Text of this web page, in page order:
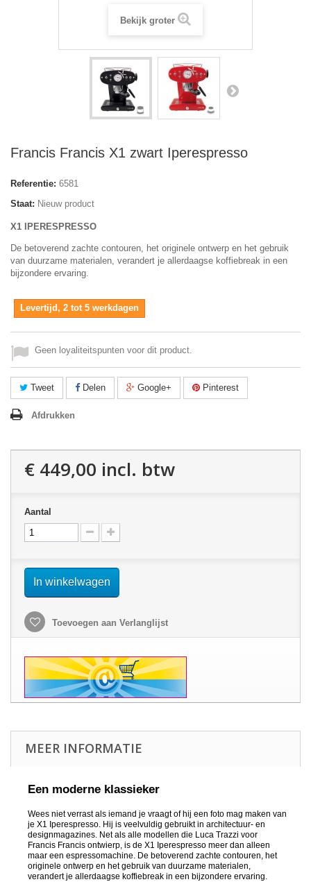
Bekijk groter
Francis Francis X1 zwart Iperespresso
Referentie: 6581
Staat: Nieuw product
X1 IPERESPRESSO
De betoverend zachte contouren, het originele ontwerp en het gebruik
van duurzame materialen, verandert je allerdaagse koffiebreak in een
bijzondere ervaring.
Levertijd, 2 tot 5 werkdagen
Geen loyaliteitspunten voor dit product.
Tweet Delen Google+ Pinterest
Afdrukken
€ 449,00 incl. btw
Aantal
In winkelwagen
Toevoegen aan Verlanglijst
MEER INFORMATIE
Een moderne klassieker
Wees niet verrast als iemand je vraagt of hij een foto mag maken van
je X1 Iperespresso. Hij is veelvuldig gebruikt in architectuur- en
designmagazines. Net als alle modellen die Luca Trazzi voor
Francis Francis ontwierp, is de X1 Iperespresso meer dan alleen
maar een espressomachine. De betoverend zachte contouren, het
originele ontwerp en het gebruik van duurzame materialen,
verandert je allerdaagse koffiebreak in een bijzondere ervaring.